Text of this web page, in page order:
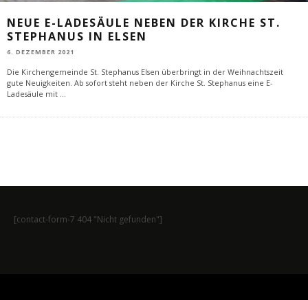
NEUE E-LADESÄULE NEBEN DER KIRCHE ST.
STEPHANUS IN ELSEN
6. DEZEMBER 2021
Die Kirchengemeinde St. Stephanus Elsen überbringt in der Weihnachtszeit
gute Neuigkeiten. Ab sofort steht neben der Kirche St. Stephanus eine E-
Ladesäule mit ...
[contact-form-7 404 "Nicht gefunden"]